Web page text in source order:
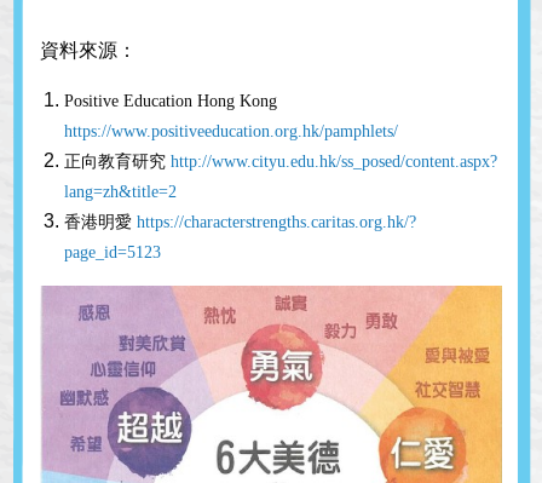
資料來源：
Positive Education Hong Kong
https://www.positiveeducation.org.hk/pamphlets/
正向教育研究 http://www.cityu.edu.hk/ss_posed/content.aspx?
lang=zh&title=2
香港明愛 https://characterstrengths.caritas.org.hk/?
page_id=5123